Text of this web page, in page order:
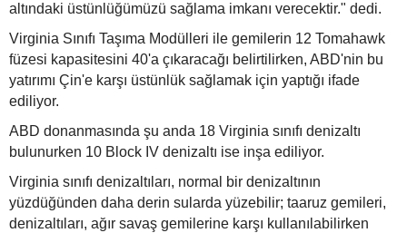
altındaki üstünlüğümüzü sağlama imkanı verecektir." dedi.
Virginia Sınıfı Taşıma Modülleri ile gemilerin 12 Tomahawk
füzesi kapasitesini 40'a çıkaracağı belirtilirken, ABD'nin bu
yatırımı Çin'e karşı üstünlük sağlamak için yaptığı ifade
ediliyor.
ABD donanmasında şu anda 18 Virginia sınıfı denizaltı
bulunurken 10 Block IV denizaltı ise inşa ediliyor.
Virginia sınıfı denizaltıları, normal bir denizaltının
yüzdüğünden daha derin sularda yüzebilir; taaruz gemileri,
denizaltıları, ağır savaş gemilerine karşı kullanılabilirken